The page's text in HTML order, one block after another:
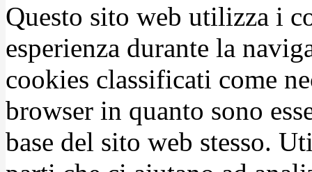
Questo sito web utilizza i
esperienza durante la
cookies classificati come
browser in quanto sono
base del sito web stesso.